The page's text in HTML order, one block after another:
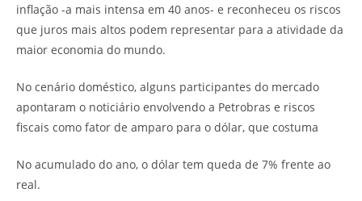
inflação -a mais intensa em 40 anos- e reconheceu os riscos
que juros mais altos podem representar para a atividade da
maior economia do mundo.
No cenário doméstico, alguns participantes do mercado
apontaram o noticiário envolvendo a Petrobras e riscos
fiscais como fator de amparo para o dólar, que costuma
No acumulado do ano, o dólar tem queda de 7% frente ao
real.